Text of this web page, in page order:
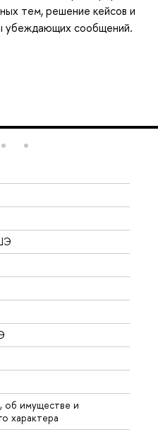
тем, решение кейсов и
убеждающих сообщений.
об имуществе и
характера